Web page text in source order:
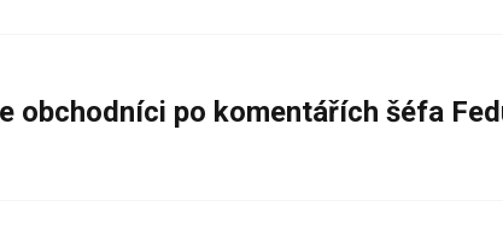
po komentářích šéfa